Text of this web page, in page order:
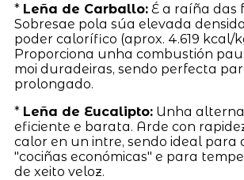
* Leña de Carballo:É a raíña das
Sobresae pola súa elevada
poder calorífico (aprox. 4.619 kcal/
Proporciona unha combustión
moi duradeiras, sendo perfecta
prolongado.
* Leña de Eucalipto:Unha
eficiente e barata. Arde con
calor en un intre, sendo ideal para
"cociñas económicas" e para
de xeito veloz.